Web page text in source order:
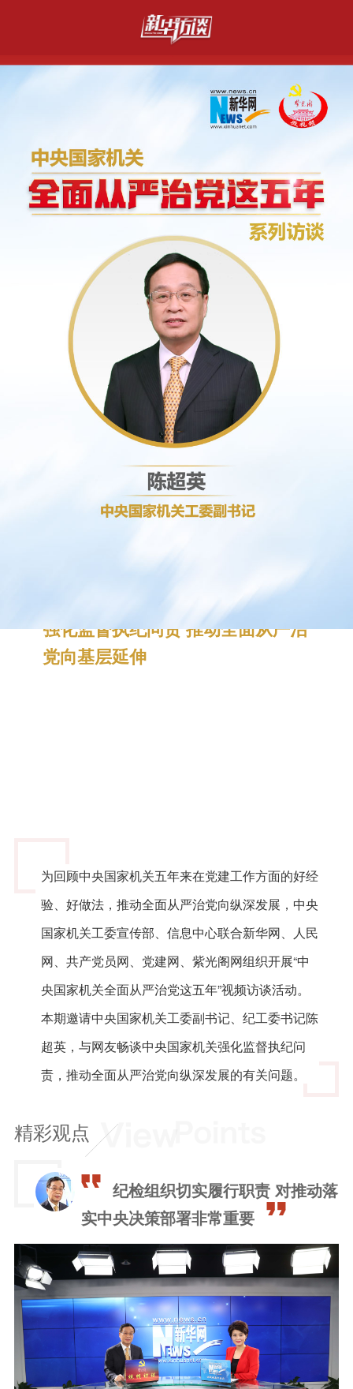
中央国家机关工委副书记、纪工委书记
强化监督执纪问责 推动全面从严治
党向基层延伸
为回顾中央国家机关五年来在党建工作方面的好经
验、好做法，推动全面从严治党向纵深发展，中央
国家机关工委宣传部、信息中心联合新华网、人民
网、共产党员网、党建网、紫光阁网组织开展“中
央国家机关全面从严治党这五年”视频访谈活动。
本期邀请中央国家机关工委副书记、纪工委书记陈
超英，与网友畅谈中央国家机关强化监督执纪问
责，推动全面从严治党向纵深发展的有关问题。
精彩观点
纪检组织切实履行职责 对推动落
实中央决策部署非常重要